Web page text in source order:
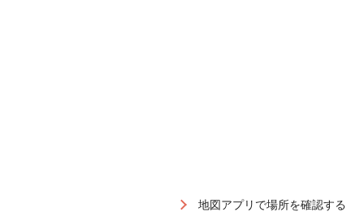
地図アプリで場所を確認する